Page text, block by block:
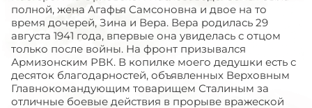
полной, жена Агафья Самсоновна и двое на то
время дочерей, Зина и Вера. Вера родилась 29
августа 1941 года, впервые она увиделась с отцом
только после войны. На фронт призывался
Армизонским РВК. В копилке моего дедушки есть с
десяток благодарностей, объявленных Верховным
Главнокомандующим товарищем Сталиным за
отличные боевые действия в прорыве вражеской